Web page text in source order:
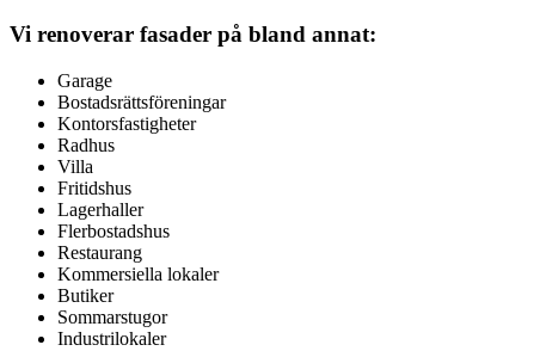
Vi renoverar fasader på bland annat:
Garage
Bostadsrättsföreningar
Kontorsfastigheter
Radhus
Villa
Fritidshus
Lagerhaller
Flerbostadshus
Restaurang
Kommersiella lokaler
Butiker
Sommarstugor
Industrilokaler